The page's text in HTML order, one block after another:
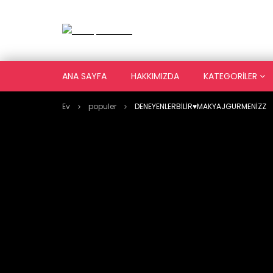
ANA SAYFA HAKKIMIZDA KATEGORILER
Ev populer DENEYENLERBİLİR♥️MAKYAJGURMENİZZ